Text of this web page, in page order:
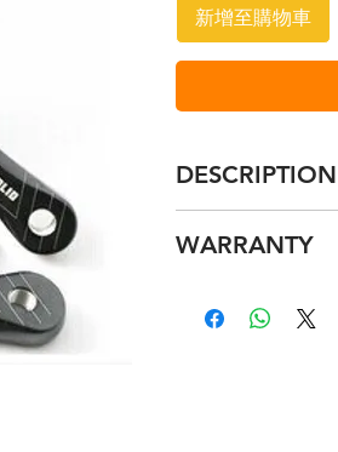
新增至購物車
DESCRIPTION
WARRANTY
details.